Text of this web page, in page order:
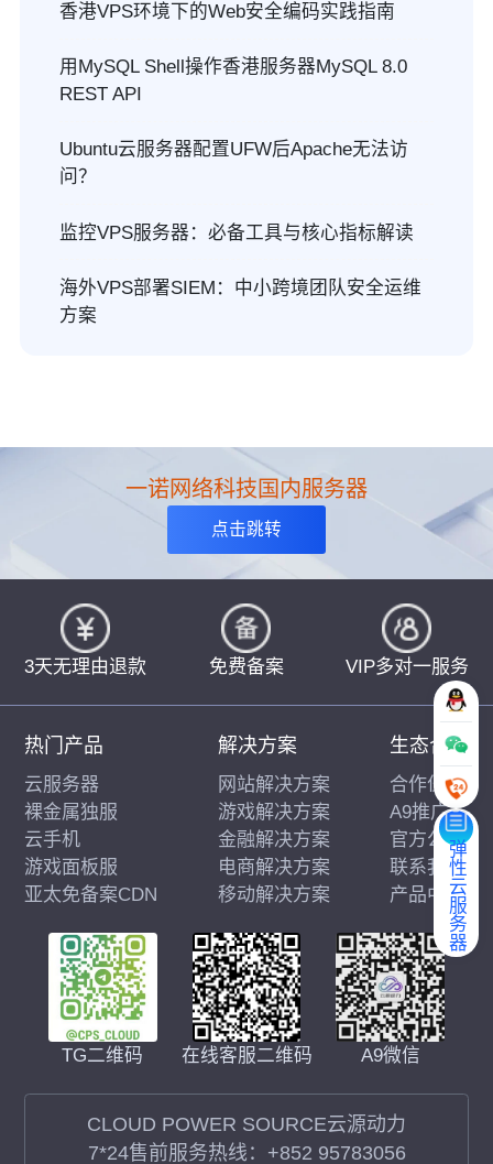
香港VPS环境下的Web安全编码实践指南
用MySQL Shell操作香港服务器MySQL 8.0
REST API
Ubuntu云服务器配置UFW后Apache无法访
问？
监控VPS服务器：必备工具与核心指标解读
海外VPS部署SIEM：中小跨境团队安全运维
方案
弹性云服务器
一诺网络科技国内服务器
点击跳转
3天无理由退款 免费备案 VIP多对一服务
TG二维码 在线客服二维码 A9微信
CLOUD POWER SOURCE云源动力
7*24售前服务热线： +852 95783056
热门产品
云服务器
裸金属独服
云手机
游戏面板服
亚太免备案CDN
解决方案
网站解决方案
游戏解决方案
金融解决方案
电商解决方案
移动解决方案
生态合作
合作伙伴
A9推广
官方公告
联系我们
产品中心